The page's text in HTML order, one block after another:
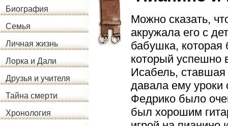
Биография
Семья
Личная жизнь
Лорка и Дали
Друзья и учителя
Тайна смерти
Хронология
Можно сказать,
акружала его с
бабушка,
который успешно
Исабель, ставшая
давала ему
Федрико было
был хорошим